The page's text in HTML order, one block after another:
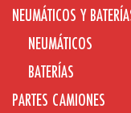
NEUMÁTICOS Y
NEUMÁTICOS
BATERÍAS
PARTES CAMIONES